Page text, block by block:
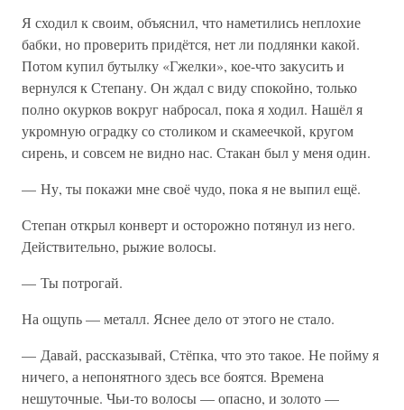
Я сходил к своим, объяснил, что наметились неплохие
бабки, но проверить придётся, нет ли подлянки какой.
Потом купил бутылку «Гжелки», кое-что закусить и
вернулся к Степану. Он ждал с виду спокойно, только
полно окурков вокруг набросал, пока я ходил. Нашёл я
укромную оградку со столиком и скамеечкой, кругом
сирень, и совсем не видно нас. Стакан был у меня один.
— Ну, ты покажи мне своё чудо, пока я не выпил ещё.
Степан открыл конверт и осторожно потянул из него.
Действительно, рыжие волосы.
— Ты потрогай.
На ощупь — металл. Яснее дело от этого не стало.
— Давай, рассказывай, Стёпка, что это такое. Не пойму я
ничего, а непонятного здесь все боятся. Времена
нешуточные. Чьи-то волосы — опасно, и золото —